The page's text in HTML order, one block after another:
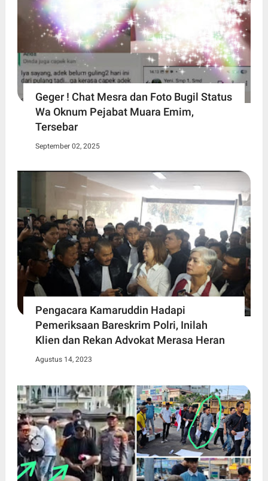
Geger ! Chat Mesra dan Foto Bugil Status
Wa Oknum Pejabat Muara Emim,
Tersebar
September 02, 2025
Pengacara Kamaruddin Hadapi
Pemeriksaan Bareskrim Polri, Inilah
Klien dan Rekan Advokat Merasa Heran
Agustus 14, 2023